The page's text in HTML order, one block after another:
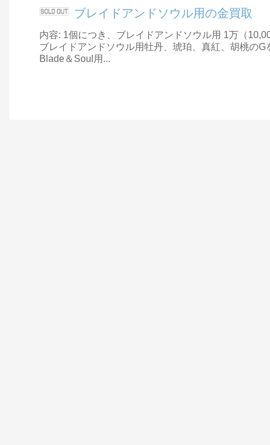
ブレイドアンドソウル用の金買取
内容: 1個につき、ブレイドアンドソウル用 1万（
ブレイドアンドソウル用牡丹、琥珀、真紅、胡桃の
Blade＆Soul用...